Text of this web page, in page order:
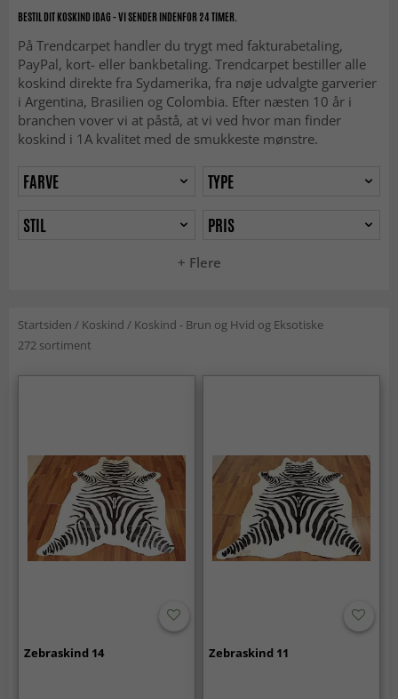
BESTIL DIT KOSKIND IDAG - VI SENDER INDENFOR 24 TIMER.
På Trendcarpet handler du trygt med fakturabetaling,
PayPal, kort- eller bankbetaling. Trendcarpet bestiller alle
koskind direkte fra Sydamerika, fra nøje udvalgte garverier
i Argentina, Brasilien og Colombia. Efter næsten 10 år i
branchen vover vi at påstå, at vi ved hvor man finder
koskind i 1A kvalitet med de smukkeste mønstre.
+ Flere
FARVE
TYPE
STIL
PRIS
Startsiden / Koskind / Koskind - Brun og Hvid og Eksotiske
272 sortiment
Zebraskind 14 Zebraskind 11